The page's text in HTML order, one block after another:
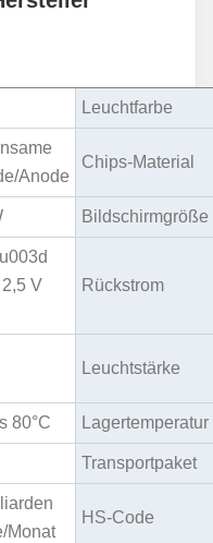
Leuchtfarbe
Anode
Chips-Material
Bildschirmgröße
V
Rückstrom
Leuchtstärke
80°C Lagertemperatur
Transportpaket
Monat
HS-Code